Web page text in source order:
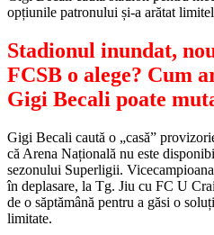
opțiunile patronului și-a arătat
Stadionul inundat,
FCSB o alege? Cum
Gigi Becali poate
Gigi Becali caută o „casă”
că Arena Națională nu este
sezonului Superligii.
în deplasare, la Tg. Jiu cu FC U
de o săptămână pentru a găsi o
limitate.